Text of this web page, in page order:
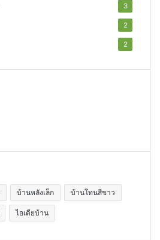
3
2
2
บ้านหลังเล็ก บ้านโทนสีขาว
ไอเดียบ้าน